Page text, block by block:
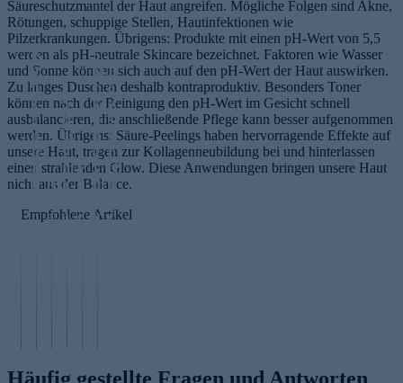
Säureschutzmantel der Haut angreifen. Mögliche Folgen sind Akne,
Rötungen, schuppige Stellen, Hautinfektionen wie
Pilzerkrankungen. Übrigens: Produkte mit einen pH-Wert von 5,5
werden als pH-neutrale Skincare bezeichnet. Faktoren wie Wasser
und Sonne können sich auch auf den pH-Wert der Haut auswirken.
Zu langes Duschen deshalb kontraproduktiv. Besonders Toner
können nach der Reinigung den pH-Wert im Gesicht schnell
ausbalancieren, die anschließende Pflege kann besser aufgenommen
werden. Übrigens: Säure-Peelings haben hervorragende Effekte auf
unsere Haut, tragen zur Kollagenneubildung bei und hinterlassen
einen strahlenden Glow. Diese Anwendungen bringen unsere Haut
nicht aus der Balance.
Empfohlene Artikel
K
o
n
z
e
n
tr
a
ti
n
A
g
S
tr
es
s
m
a
a
F
ü
e
S
tä
r
k
u
n
g
I
m
u
B
e
s
s
e
r
ei
n
c